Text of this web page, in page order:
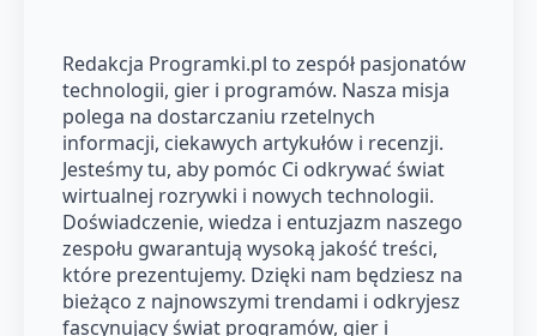
Redakcja Programki.pl to zespół pasjonatów
technologii, gier i programów. Nasza misja
polega na dostarczaniu rzetelnych
informacji, ciekawych artykułów i recenzji.
Jesteśmy tu, aby pomóc Ci odkrywać świat
wirtualnej rozrywki i nowych technologii.
Doświadczenie, wiedza i entuzjazm naszego
zespołu gwarantują wysoką jakość treści,
które prezentujemy. Dzięki nam będziesz na
bieżąco z najnowszymi trendami i odkryjesz
fascynujący świat programów, gier i